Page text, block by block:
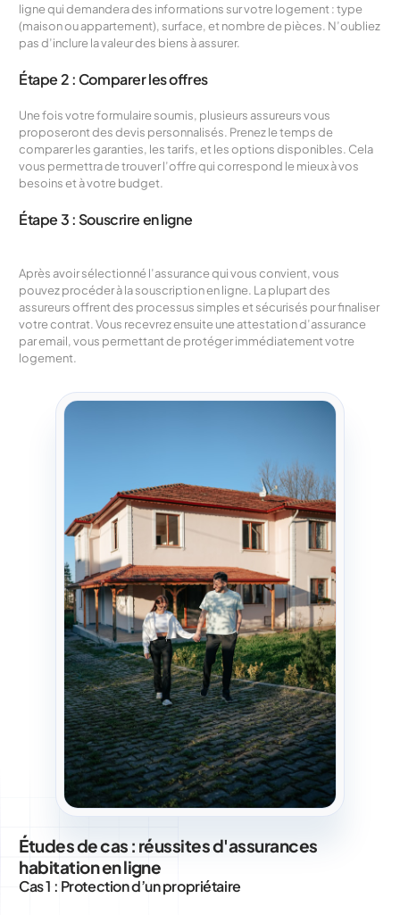
ligne qui demandera des informations sur votre logement : type
(maison ou appartement), surface, et nombre de pièces. N’oubliez
pas d’inclure la valeur des biens à assurer.
Étape 2 : Comparer les offres
Une fois votre formulaire soumis, plusieurs assureurs vous
proposeront des devis personnalisés. Prenez le temps de
comparer les garanties, les tarifs, et les options disponibles. Cela
vous permettra de trouver l’offre qui correspond le mieux à vos
besoins et à votre budget.
Étape 3 : Souscrire en ligne
Après avoir sélectionné l’assurance qui vous convient, vous
pouvez procéder à la souscription en ligne. La plupart des
assureurs offrent des processus simples et sécurisés pour finaliser
votre contrat. Vous recevrez ensuite une attestation d’assurance
par email, vous permettant de protéger immédiatement votre
logement.
Études de cas : réussites d'assurances
habitation en ligne
Cas 1 : Protection d’un propriétaire